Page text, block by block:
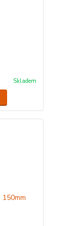
Skladem